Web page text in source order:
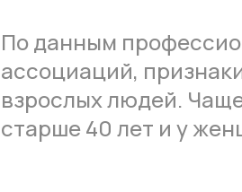
По данным
ассоциаций,
взрослых людей.
старше 40 лет и у